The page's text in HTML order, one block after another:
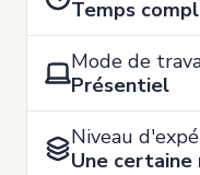
Temps
Mode de
Présentiel
Niveau
Une